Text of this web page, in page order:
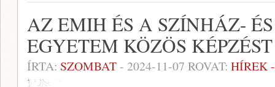
AZ EMIH ÉS A SZÍNHÁZ-
EGYETEM KÖZÖS
ÍRTA: SZOMBAT- 2024-11-07 ROVAT: HÍREK